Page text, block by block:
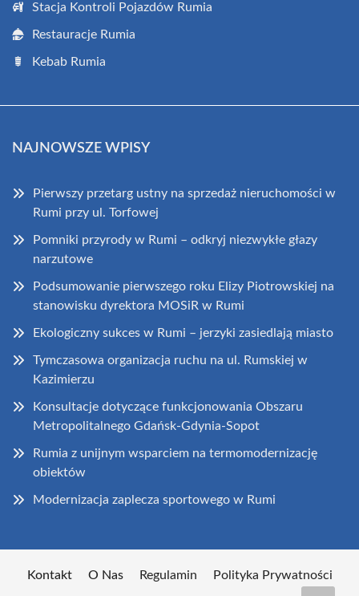
Stacja Kontroli Pojazdów Rumia
Restauracje Rumia
Kebab Rumia
NAJNOWSZE WPISY
Pierwszy przetarg ustny na sprzedaż nieruchomości w
Rumi przy ul. Torfowej
Pomniki przyrody w Rumi – odkryj niezwykłe głazy
narzutowe
Podsumowanie pierwszego roku Elizy Piotrowskiej na
stanowisku dyrektora MOSiR w Rumi
Ekologiczny sukces w Rumi – jerzyki zasiedlają miasto
Tymczasowa organizacja ruchu na ul. Rumskiej w
Kazimierzu
Konsultacje dotyczące funkcjonowania Obszaru
Metropolitalnego Gdańsk-Gdynia-Sopot
Rumia z unijnym wsparciem na termomodernizację
obiektów
Modernizacja zaplecza sportowego w Rumi
Kontakt O Nas Regulamin Polityka Prywatności